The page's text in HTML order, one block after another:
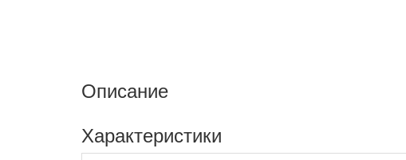
Описание
Характеристики